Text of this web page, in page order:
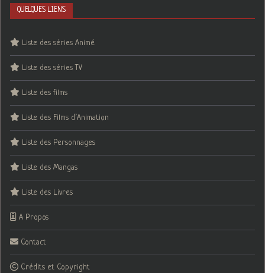
QUELQUES LIENS
Liste des séries Animé
Liste des séries TV
Liste des films
Liste des Films d’Animation
Liste des Personnages
Liste des Mangas
Liste des Livres
A Propos
Contact
Crédits et Copyright